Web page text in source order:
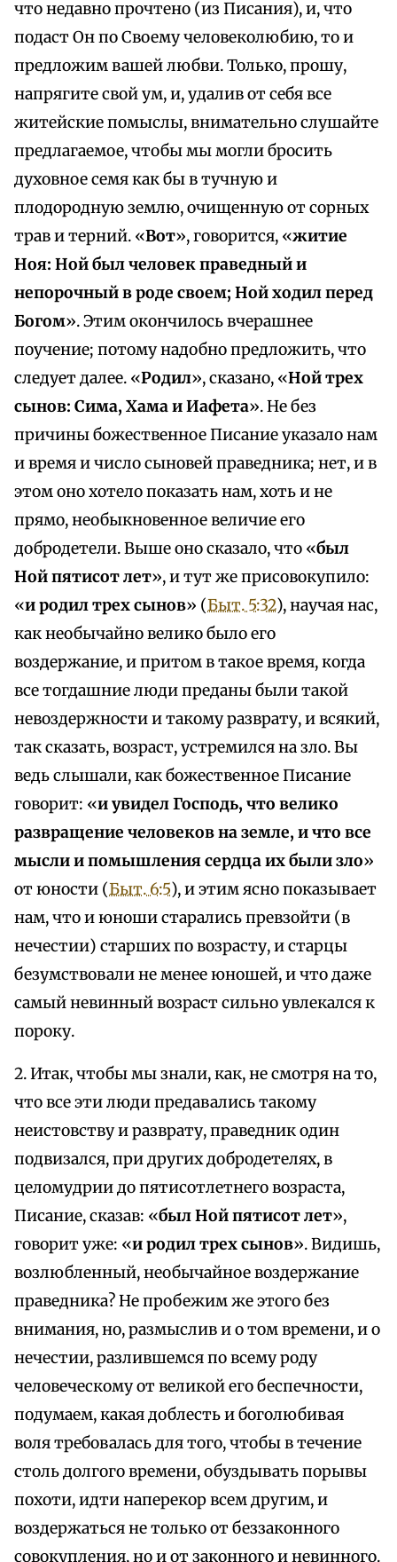
что недавно прочтено (из Писания), и, что
подаст Он по Своему человеколюбию, то и
предложим вашей любви. Только, прошу,
напрягите свой ум, и, удалив от себя все
житейские помыслы, внимательно слушайте
предлагаемое, чтобы мы могли бросить
духовное семя как бы в тучную и
плодородную землю, очищенную от сорных
трав и терний. «Вот», говорится, «житие
Ноя: Ной был человек праведный и
непорочный в роде своем; Ной ходил перед
Богом». Этим окончилось вчерашнее
поучение; потому надобно предложить, что
следует далее. «Родил», сказано, «Ной трех
сынов: Сима, Хама и Иафета». Не без
причины божественное Писание указало нам
и время и число сыновей праведника; нет, и в
этом оно хотело показать нам, хоть и не
прямо, необыкновенное величие его
добродетели. Выше оно сказало, что «был
Ной пятисот лет», и тут же присовокупило:
«и родил трех сынов» (Быт. 5:32), научая нас,
как необычайно велико было его
воздержание, и притом в такое время, когда
все тогдашние люди преданы были такой
невоздержности и такому разврату, и всякий,
так сказать, возраст, устремился на зло. Вы
ведь слышали, как божественное Писание
говорит: «и увидел Господь, что велико
развращение человеков на земле, и что все
мысли и помышления сердца их были зло»
от юности (Быт. 6:5), и этим ясно показывает
нам, что и юноши старались превзойти (в
нечестии) старших по возрасту, и старцы
безумствовали не менее юношей, и что даже
самый невинный возраст сильно увлекался к
пороку.
2. Итак, чтобы мы знали, как, не смотря на то,
что все эти люди предавались такому
неистовству и разврату, праведник один
подвизался, при других добродетелях, в
целомудрии до пятисотлетнего возраста,
Писание, сказав: «был Ной пятисот лет»,
говорит уже: «и родил трех сынов». Видишь,
возлюбленный, необычайное воздержание
праведника? Не пробежим же этого без
внимания, но, размыслив и о том времени, и о
нечестии, разлившемся по всему роду
человеческому от великой его беспечности,
подумаем, какая доблесть и боголюбивая
воля требовалась для того, чтобы в течение
столь долгого времени, обуздывать порывы
похоти, идти наперекор всем другим, и
воздержаться не только от беззаконного
совокупления, но и от законного и невинного.